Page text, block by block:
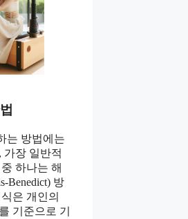
는 방법에는
가장 일반적
하나는 해
Benedict) 방
은 개인의
기준으로 기